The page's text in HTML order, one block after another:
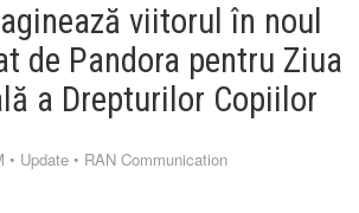
viitorul în noul
de Pandora pentru Ziua
a Drepturilor Copiilor
• Update • RAN Communication